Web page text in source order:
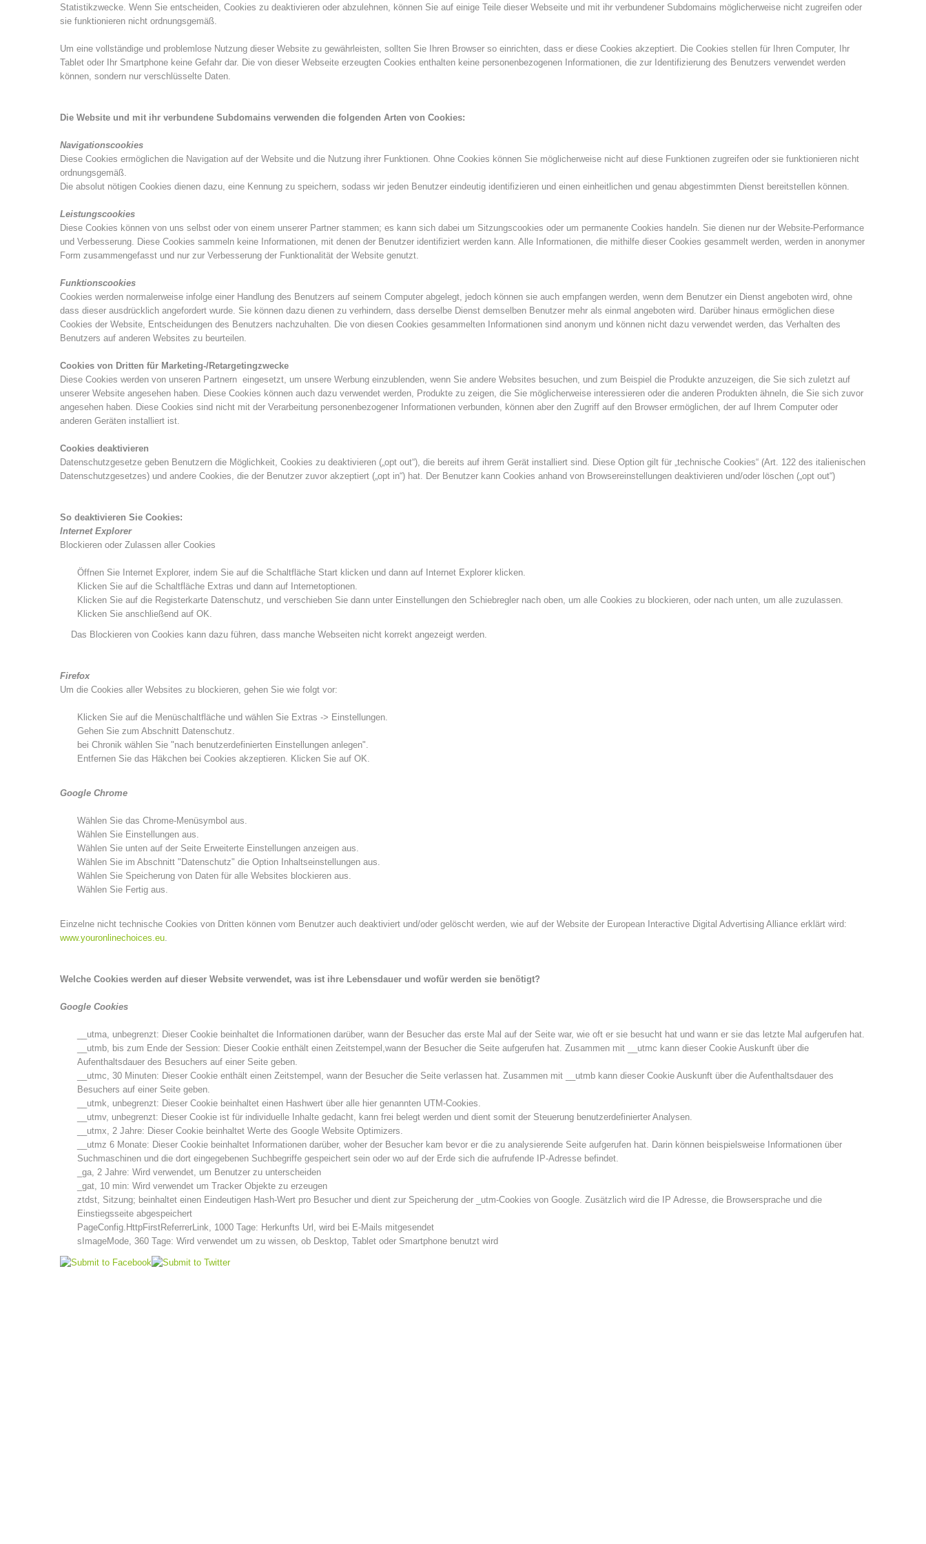
Statistikzwecke. Wenn Sie entscheiden, Cookies zu deaktivieren oder abzulehnen, können Sie auf einige Teile dieser Webseite und mit ihr verbundener Subdomains möglicherweise nicht zugreifen oder
sie funktionieren nicht ordnungsgemäß.
Um eine vollständige und problemlose Nutzung dieser Website zu gewährleisten, sollten Sie Ihren Browser so einrichten, dass er diese Cookies akzeptiert. Die Cookies stellen für Ihren Computer, Ihr
Tablet oder Ihr Smartphone keine Gefahr dar. Die von dieser Webseite erzeugten Cookies enthalten keine personenbezogenen Informationen, die zur Identifizierung des Benutzers verwendet werden
können, sondern nur verschlüsselte Daten.
Die Website und mit ihr verbundene Subdomains verwenden die folgenden Arten von Cookies:
Navigationscookies
Diese Cookies ermöglichen die Navigation auf der Website und die Nutzung ihrer Funktionen. Ohne Cookies können Sie möglicherweise nicht auf diese Funktionen zugreifen oder sie funktionieren nicht
ordnungsgemäß.
Die absolut nötigen Cookies dienen dazu, eine Kennung zu speichern, sodass wir jeden Benutzer eindeutig identifizieren und einen einheitlichen und genau abgestimmten Dienst bereitstellen können.
Leistungscookies
Diese Cookies können von uns selbst oder von einem unserer Partner stammen; es kann sich dabei um Sitzungscookies oder um permanente Cookies handeln. Sie dienen nur der Website-Performance
und Verbesserung. Diese Cookies sammeln keine Informationen, mit denen der Benutzer identifiziert werden kann. Alle Informationen, die mithilfe dieser Cookies gesammelt werden, werden in anonymer
Form zusammengefasst und nur zur Verbesserung der Funktionalität der Website genutzt.
Funktionscookies
Cookies werden normalerweise infolge einer Handlung des Benutzers auf seinem Computer abgelegt, jedoch können sie auch empfangen werden, wenn dem Benutzer ein Dienst angeboten wird, ohne
dass dieser ausdrücklich angefordert wurde. Sie können dazu dienen zu verhindern, dass derselbe Dienst demselben Benutzer mehr als einmal angeboten wird. Darüber hinaus ermöglichen diese
Cookies der Website, Entscheidungen des Benutzers nachzuhalten. Die von diesen Cookies gesammelten Informationen sind anonym und können nicht dazu verwendet werden, das Verhalten des
Benutzers auf anderen Websites zu beurteilen.
Cookies von Dritten für Marketing-/Retargetingzwecke
Diese Cookies werden von unseren Partnern eingesetzt, um unsere Werbung einzublenden, wenn Sie andere Websites besuchen, und zum Beispiel die Produkte anzuzeigen, die Sie sich zuletzt auf
unserer Website angesehen haben. Diese Cookies können auch dazu verwendet werden, Produkte zu zeigen, die Sie möglicherweise interessieren oder die anderen Produkten ähneln, die Sie sich zuvor
angesehen haben. Diese Cookies sind nicht mit der Verarbeitung personenbezogener Informationen verbunden, können aber den Zugriff auf den Browser ermöglichen, der auf Ihrem Computer oder
anderen Geräten installiert ist.
Cookies deaktivieren
Datenschutzgesetze geben Benutzern die Möglichkeit, Cookies zu deaktivieren („opt out“), die bereits auf ihrem Gerät installiert sind. Diese Option gilt für „technische Cookies“ (Art. 122 des italienischen
Datenschutzgesetzes) und andere Cookies, die der Benutzer zuvor akzeptiert („opt in“) hat. Der Benutzer kann Cookies anhand von Browsereinstellungen deaktivieren und/oder löschen („opt out“)
So deaktivieren Sie Cookies:
Internet Explorer
Blockieren oder Zulassen aller Cookies
Öffnen Sie Internet Explorer, indem Sie auf die Schaltfläche Start klicken und dann auf Internet Explorer klicken.
Klicken Sie auf die Schaltfläche Extras und dann auf Internetoptionen.
Klicken Sie auf die Registerkarte Datenschutz, und verschieben Sie dann unter Einstellungen den Schiebregler nach oben, um alle Cookies zu blockieren, oder nach unten, um alle zuzulassen.
Klicken Sie anschließend auf OK.
Das Blockieren von Cookies kann dazu führen, dass manche Webseiten nicht korrekt angezeigt werden.
Firefox
Um die Cookies aller Websites zu blockieren, gehen Sie wie folgt vor:
Klicken Sie auf die Menüschaltfläche und wählen Sie Extras -> Einstellungen.
Gehen Sie zum Abschnitt Datenschutz.
bei Chronik wählen Sie "nach benutzerdefinierten Einstellungen anlegen".
Entfernen Sie das Häkchen bei Cookies akzeptieren. Klicken Sie auf OK.
Google Chrome
Wählen Sie das Chrome-Menüsymbol aus.
Wählen Sie Einstellungen aus.
Wählen Sie unten auf der Seite Erweiterte Einstellungen anzeigen aus.
Wählen Sie im Abschnitt "Datenschutz" die Option Inhaltseinstellungen aus.
Wählen Sie Speicherung von Daten für alle Websites blockieren aus.
Wählen Sie Fertig aus.
Einzelne nicht technische Cookies von Dritten können vom Benutzer auch deaktiviert und/oder gelöscht werden, wie auf der Website der European Interactive Digital Advertising Alliance erklärt wird:
www.youronlinechoices.eu.
Welche Cookies werden auf dieser Website verwendet, was ist ihre Lebensdauer und wofür werden sie benötigt?
Google Cookies
__utma, unbegrenzt: Dieser Cookie beinhaltet die Informationen darüber, wann der Besucher das erste Mal auf der Seite war, wie oft er sie besucht hat und wann er sie das letzte Mal aufgerufen hat.
__utmb, bis zum Ende der Session: Dieser Cookie enthält einen Zeitstempel,wann der Besucher die Seite aufgerufen hat. Zusammen mit __utmc kann dieser Cookie Auskunft über die
Aufenthaltsdauer des Besuchers auf einer Seite geben.
__utmc, 30 Minuten: Dieser Cookie enthält einen Zeitstempel, wann der Besucher die Seite verlassen hat. Zusammen mit __utmb kann dieser Cookie Auskunft über die Aufenthaltsdauer des
Besuchers auf einer Seite geben.
__utmk, unbegrenzt: Dieser Cookie beinhaltet einen Hashwert über alle hier genannten UTM-Cookies.
__utmv, unbegrenzt: Dieser Cookie ist für individuelle Inhalte gedacht, kann frei belegt werden und dient somit der Steuerung benutzerdefinierter Analysen.
__utmx, 2 Jahre: Dieser Cookie beinhaltet Werte des Google Website Optimizers.
__utmz 6 Monate: Dieser Cookie beinhaltet Informationen darüber, woher der Besucher kam bevor er die zu analysierende Seite aufgerufen hat. Darin können beispielsweise Informationen über
Suchmaschinen und die dort eingegebenen Suchbegriffe gespeichert sein oder wo auf der Erde sich die aufrufende IP-Adresse befindet.
_ga, 2 Jahre: Wird verwendet, um Benutzer zu unterscheiden
_gat, 10 min: Wird verwendet um Tracker Objekte zu erzeugen
ztdst, Sitzung; beinhaltet einen Eindeutigen Hash-Wert pro Besucher und dient zur Speicherung der _utm-Cookies von Google. Zusätzlich wird die IP Adresse, die Browsersprache und die
Einstiegsseite abgespeichert
PageConfig.HttpFirstReferrerLink, 1000 Tage: Herkunfts Url, wird bei E-Mails mitgesendet
sImageMode, 360 Tage: Wird verwendet um zu wissen, ob Desktop, Tablet oder Smartphone benutzt wird